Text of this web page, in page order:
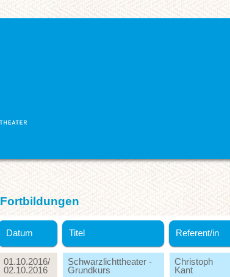
Fortbildungen
Datum Titel Referent/in
01.10.2016/
02.10.2016
Schwarzlichttheater -
Grundkurs
Christoph
Kant